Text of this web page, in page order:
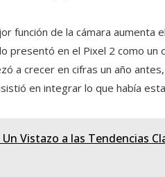
función de la cámara aumenta
presentó en el Pixel 2 como un
a crecer en cifras un año
en integrar lo que había
Vistazo a las Tendencias